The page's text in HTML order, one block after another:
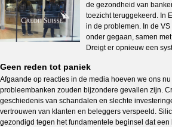
de gezondheid van
toezicht teruggekeerd. In
in de problemen. In de
onder gegaan, samen
Dreigt er opnieuw een
Geen reden tot paniek
Afgaande op reacties in de media hoeven we ons
probleembanken zouden bijzondere gevallen zijn.
geschiedenis van schandalen en slechte
vertrouwen van klanten en beleggers verspeeld.
gezondigd tegen het fundamentele beginsel dat een